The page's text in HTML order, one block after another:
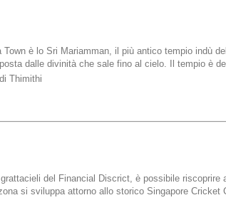
Town è lo Sri Mariamman, il più antico tempio indù
dalle divinità che sale fino al cielo. Il tempio è
Thimithi
del Financial Discrict, è possibile riscoprire
si sviluppa attorno allo storico Singapore Cricket